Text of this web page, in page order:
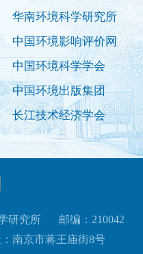
华南环境科学研究所
中国环境影响评价网
中国环境科学学会
中国环境出版集团
长江技术经济学会
研究所
邮编：210042
南京市蒋王庙街8号